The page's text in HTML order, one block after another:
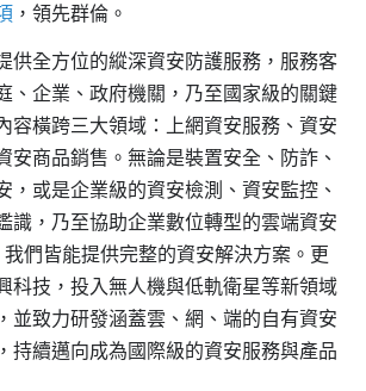
，領先群倫。
供全方位的縱深資安防護服務，服務客
、企業、政府機關，乃至國家級的關鍵
容橫跨三大領域：上網資安服務、資安
安商品銷售。無論是裝置安全、防詐、
，或是企業級的資安檢測、資安監控、
識，乃至協助企業數位轉型的雲端資安
們皆能提供完整的資安解決方案。更
科技，投入無人機與低軌衛星等新領域
並致力研發涵蓋雲、網、端的自有資安
持續邁向成為國際級的資安服務與產品